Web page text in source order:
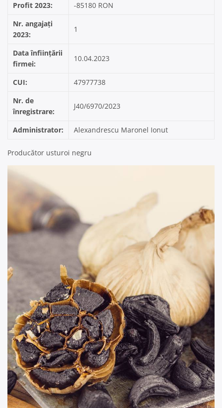
Profit 2023:
-85180 RON
Nr. angajați
2023:
1
Data înființării
firmei:
10.04.2023
CUI:
47977738
Nr. de
înregistrare:
J40/6970/2023
Administrator: Alexandrescu Maronel Ionut
Producător usturoi negru